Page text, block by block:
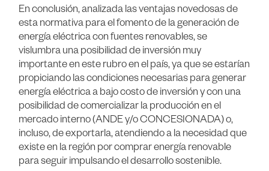
En conclusión, analizada las ventajas novedosas de
esta normativa para el fomento de la generación de
energía eléctrica con fuentes renovables, se
vislumbra una posibilidad de inversión muy
importante en este rubro en el país, ya que se estarían
propiciando las condiciones necesarias para generar
energía eléctrica a bajo costo de inversión y con una
posibilidad de comercializar la producción en el
mercado interno (ANDE y/o CONCESIONADA) o,
incluso, de exportarla, atendiendo a la necesidad que
existe en la región por comprar energía renovable
para seguir impulsando el desarrollo sostenible.